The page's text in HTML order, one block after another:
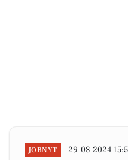
JOBNYT 29-08-2024